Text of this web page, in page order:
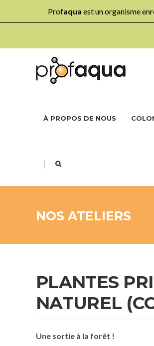
Profaqua est un organisme
À PROPOS DE NOUS
|
NOS ATELIERS
PLANTES
NATUREL
Une sortie à la forêt !